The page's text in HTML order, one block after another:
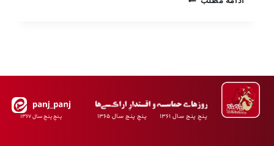
پـنجِ پنـج سـال ۱۳۶۱ پـنجِ پنـج سـال ۱۳۶۵ پـنجِ پنـجِ سـال ۱۳۶۷